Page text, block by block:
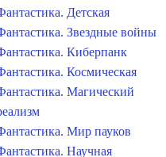
Детская
Звездные войны
Киберпанк
Космическая
Магический
Мир пауков
Научная